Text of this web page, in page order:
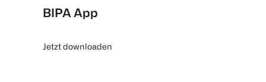
BIPA App
Jetzt downloaden